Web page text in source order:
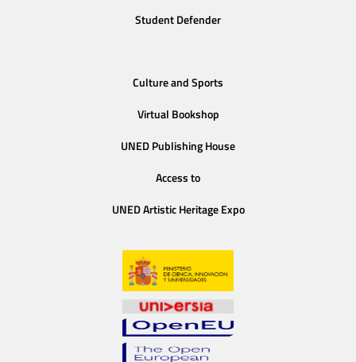
Student Defender
Culture and Sports
Virtual Bookshop
UNED Publishing House
Access to
UNED Artistic Heritage Expo